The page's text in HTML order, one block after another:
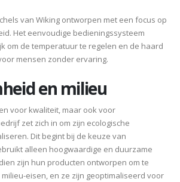
van Wiking ontworpen met een focus op
Het eenvoudige bedieningssysteem
om de temperatuur te regelen en de haard
mensen zonder ervaring.
en milieu
voor kwaliteit, maar ook voor
zet zich in om zijn ecologische
Dit begint bij de keuze van
alleen hoogwaardige en duurzame
zijn hun producten ontworpen om te
eisen, en ze zijn geoptimaliseerd voor